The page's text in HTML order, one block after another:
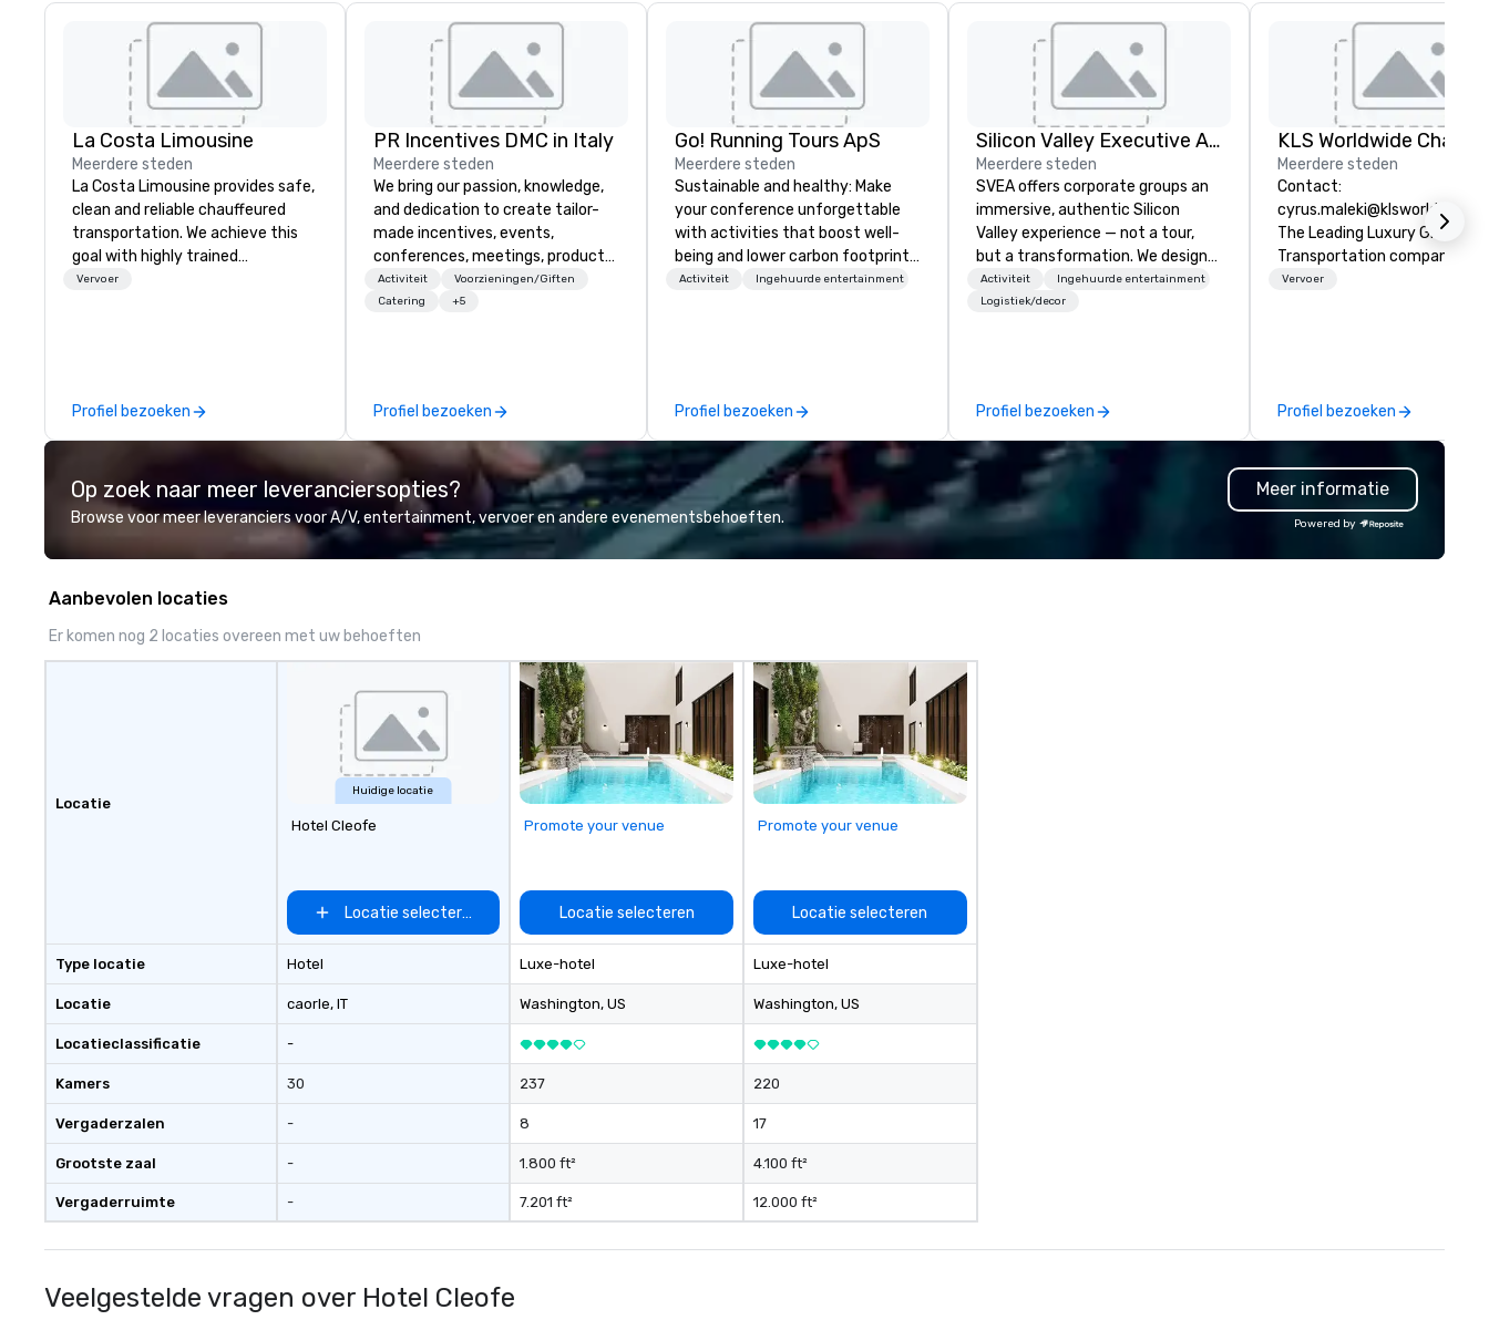
La Costa Limousine
Meerdere steden
La Costa Limousine provides safe,
clean and reliable chauffeured
transportation. We achieve this
goal with highly trained
chauffeurs, the newest vehicles
perfectly maintained fleet of late
model luxury vehicles to the
professional team of chauffeurs
and support staff; you will know
Costa Limousine.
Vervoer
Profiel bezoeken
PR Incentives DMC in Italy
Meerdere steden
We bring our passion, knowledge,
and dedication to create tailor-
made incentives, events,
conferences, meetings, product
launches, and luxury travel
experiences for our Clients. Based
information or collaboration
opportunities.
Activiteit
Voorzieningen/Giften
Catering
+5
Profiel bezoeken
Go! Running Tours ApS
Meerdere steden
Sustainable and healthy: Make
your conference unforgettable
with activities that boost well-
being and lower carbon footprints.
Explore the world on the run with
Activiteit Ingehuurde entertainment
Profiel bezoeken
Silicon Valley Executive Academy
Meerdere steden
SVEA offers corporate groups an
immersive, authentic Silicon
Valley experience — not a tour,
but a transformation. We design
and facilitate custom executive
innovation tours, learning
delegations, incentive groups, and
corporate offsites. Whether your
group wants to think like a Silicon
Valley founder, explore the
mindsets driving the world's
walk away with a practical
Activiteit
Ingehuurde entertainment
Logistiek/decor
Profiel bezoeken
Meerdere steden
Contact:
The Leading Luxury Ground
Transportation company
1998
Vervoer
Profiel bezoeken
Op zoek naar meer leveranciersopties?
Browse voor meer leveranciers voor A/V, entertainment, vervoer en andere evenementsbehoeften.
Meer informatie
Powered by
Aanbevolen locaties
Er komen nog 2 locaties overeen met uw behoeften
Locatie
Type locatie
Locatie
Locatieclassificatie
Kamers
Vergaderzalen
Grootste zaal
Vergaderruimte
Huidige locatie
Hotel Cleofe
Locatie selecteren
Hotel
caorle, IT
-
30
-
-
-
Promote your venue
Locatie selecteren
Luxe-hotel
Washington, US
237
8
1.800 ft²
7.201 ft²
Promote your venue
Locatie selecteren
Luxe-hotel
Washington, US
220
17
4.100 ft²
12.000 ft²
Veelgestelde vragen over Hotel Cleofe